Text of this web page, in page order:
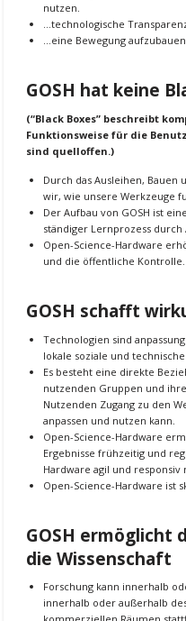
nutzen.
…technologische
…eine Bewegung
GOSH hat keine
(“Black Boxes” beschreibt
Funktionsweise für die
sind quelloffen.)
Durch das Ausleihen,
wir, wie unsere Werkzeuge
Der Aufbau von GOSH ist
ständiger Lernprozess
Open-Science-Hardware
und die öffentliche Kontrolle.
GOSH schafft
Technologien sind
lokale soziale und
Es besteht eine direkte
nutzenden Gruppen und
Nutzenden Zugang zu den
anpassen und nutzen kann.
Open-Science-Hardware
Ergebnisse frühzeitig und
Hardware agil und responsiv
Open-Science-Hardware ist
GOSH
die Wissenschaft
Forschung kann innerhalb
innerhalb oder außerhalb